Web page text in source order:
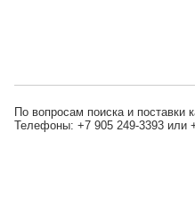
По вопросам поиска и поставки
Телефоны: +7 905 249-3393 или